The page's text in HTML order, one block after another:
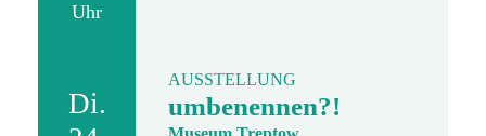
Uhr
Di.
AUSSTELLUNG
umbenennen?!